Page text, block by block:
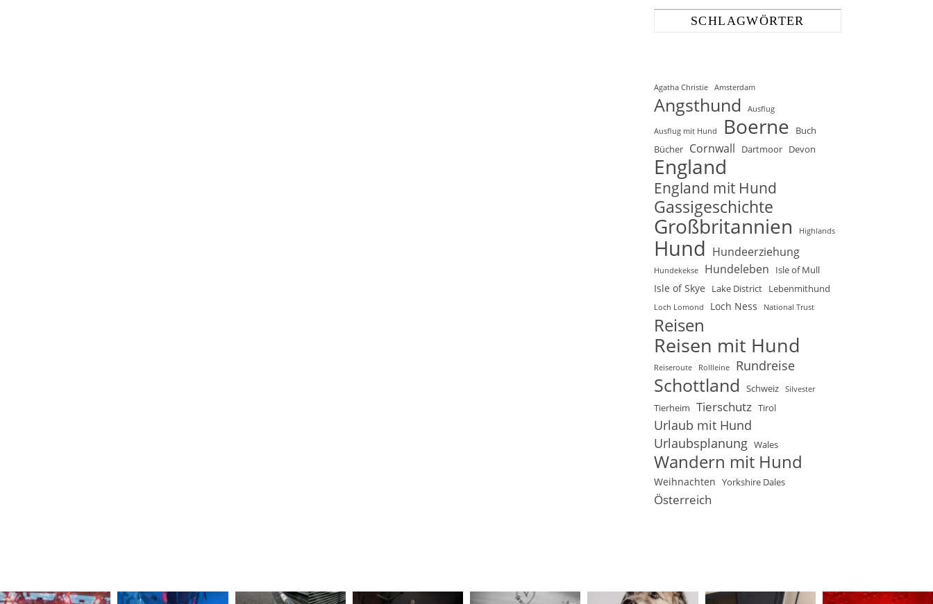
SCHLAGWÖRTER
Agatha Christie Amsterdam
Angsthund Ausflug
Ausflug mit Hund Boerne
Buch
Bücher Cornwall Dartmoor Devon
England
England mit Hund
Gassigeschichte
Großbritannien Highlands
Hund Hundeerziehung
Hundekekse Hundeleben Isle of Mull
Isle of Skye Lake District Lebenmithund
Loch Lomond Loch Ness National Trust
Reisen
Reisen mit Hund
Reiseroute Rollleine Rundreise
Schottland Schweiz Silvester
Tierheim Tierschutz Tirol
Urlaub mit Hund
Urlaubsplanung Wales
Wandern mit Hund
Weihnachten Yorkshire Dales
Österreich